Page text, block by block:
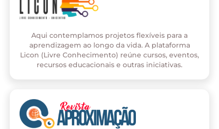
Aqui contemplamos projetos flexíveis para a
aprendizagem ao longo da vida. A plataforma
Licon (Livre Conhecimento) reúne cursos, eventos,
recursos educacionais e outras iniciativas.